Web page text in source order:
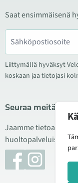
Saat ensimmäisenä
Liittymällä hyväksyt
koskaan jaa tietojasi
Seuraa meitä
Jaamme tietoa
huoltopalveluista.